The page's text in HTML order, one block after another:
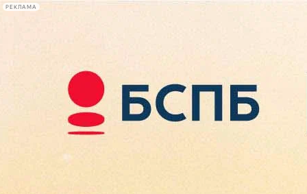
РЕКЛАМА
Сегодня:
2026.08.07
10:00
Афиша Plus